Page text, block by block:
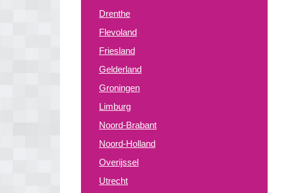
Drenthe
Flevoland
Friesland
Gelderland
Groningen
Limburg
Noord-Brabant
Noord-Holland
Overijssel
Utrecht